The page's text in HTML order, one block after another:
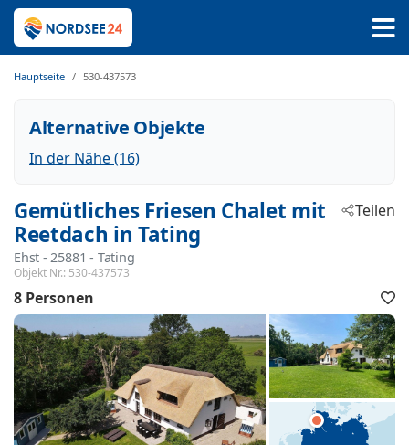
Hauptseite 530-437573
Alternative Objekte
In der Nähe (16)
Gemütliches Friesen Chalet mit
Reetdach in Tating
Ehst - 25881 - Tating
Objekt Nr.: 530-437573
Teilen
8 Personen